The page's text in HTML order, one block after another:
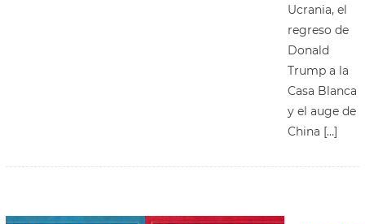
Ucrania, el
regreso de
Donald
Trump a la
Casa Blanca
y el auge de
China […]